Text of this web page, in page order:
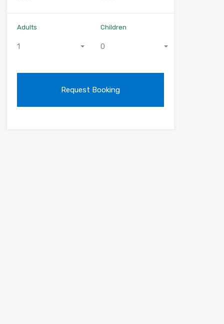
Adults
1
Children
0